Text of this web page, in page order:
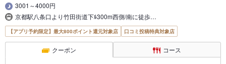
3001～4000円
京都駅八条口より竹田街道下ﾙ300m西側/南に徒歩…
【アプリ予約限定】最大800ポイント還元対象店 口コミ投稿特典対象店
クーポン コース